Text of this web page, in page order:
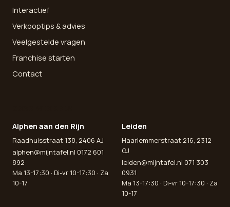
Interactief
Verkooptips & advies
Veelgestelde vragen
Franchise starten
Contact
Alphen aan den Rijn
Raadhuisstraat 138, 2406 AJ
alphen@mijntafel.nl 0172 601
892
Ma 13-17:30 · Di-vr 10-17:30 · Za
10-17
Leiden
Haarlemmerstraat 216, 2312
GJ
leiden@mijntafel.nl 071 303
0931
Ma 13-17:30 · Di-vr 10-17:30 · Za
10-17